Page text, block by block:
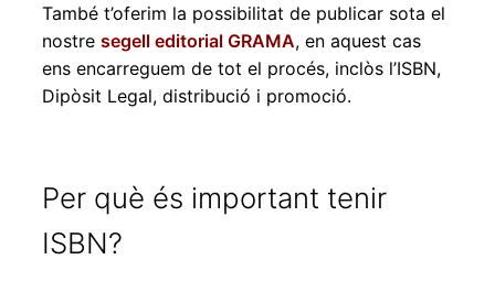
També t’oferim la possibilitat de publicar sota el
nostre segell editorial GRAMA, en aquest cas
ens encarreguem de tot el procés, inclòs l’ISBN,
Dipòsit Legal, distribució i promoció.
Per què és important tenir
ISBN?